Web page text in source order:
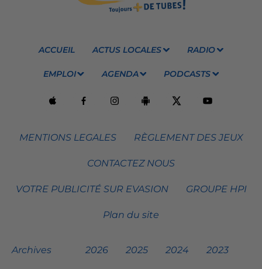
ACCUEIL ACTUS LOCALES RADIO
EMPLOI AGENDA PODCASTS
MENTIONS LEGALES RÈGLEMENT DES JEUX
CONTACTEZ NOUS
VOTRE PUBLICITÉ SUR EVASION GROUPE HPI
Plan du site
Archives 2026 2025 2024 2023